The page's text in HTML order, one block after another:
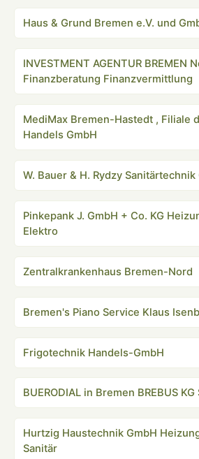
Haus & Grund Bremen e.V. und
INVESTMENT AGENTUR BREMEN
Finanzberatung Finanzvermittlung
MediMax Bremen-Hastedt , Filiale
Handels GmbH
W. Bauer & H. Rydzy Sanitärtechnik
Pinkepank J. GmbH + Co. KG
Elektro
Zentralkrankenhaus Bremen-Nord
Bremen's Piano Service Klaus
Frigotechnik Handels-GmbH
BUERODIAL in Bremen BREBUS
Hurtzig Haustechnik GmbH
Sanitär